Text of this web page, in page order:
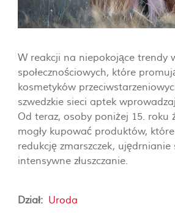
W reakcji na niepokojące trendy
społecznościowych, które
kosmetyków
szwedzkie sieci aptek
Od teraz, osoby poniżej 15. roku
mogły kupować produktów,
redukcję zmarszczek, ujędrnianie
intensywne złuszczanie.
Dział: Uroda